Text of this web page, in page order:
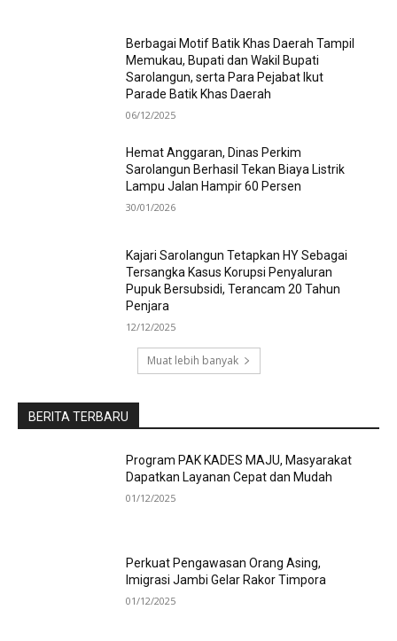
Berbagai Motif Batik Khas Daerah Tampil
Memukau, Bupati dan Wakil Bupati
Sarolangun, serta Para Pejabat Ikut
Parade Batik Khas Daerah
06/12/2025
Hemat Anggaran, Dinas Perkim
Sarolangun Berhasil Tekan Biaya Listrik
Lampu Jalan Hampir 60 Persen
30/01/2026
Kajari Sarolangun Tetapkan HY Sebagai
Tersangka Kasus Korupsi Penyaluran
Pupuk Bersubsidi, Terancam 20 Tahun
Penjara
12/12/2025
Muat lebih banyak
BERITA TERBARU
Program PAK KADES MAJU, Masyarakat
Dapatkan Layanan Cepat dan Mudah
01/12/2025
Perkuat Pengawasan Orang Asing,
Imigrasi Jambi Gelar Rakor Timpora
01/12/2025